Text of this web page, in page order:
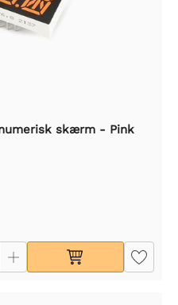
skærm - Pink